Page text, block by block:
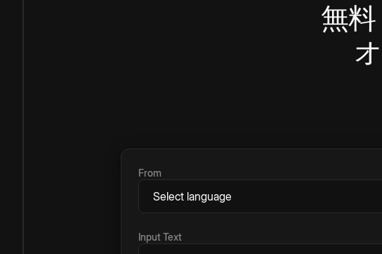
無料
From
Input Text